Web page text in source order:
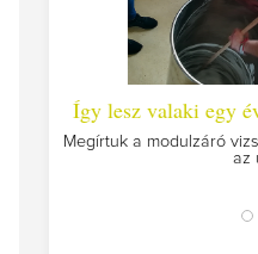
Így lesz valaki egy
Megírtuk a modulzáró
az